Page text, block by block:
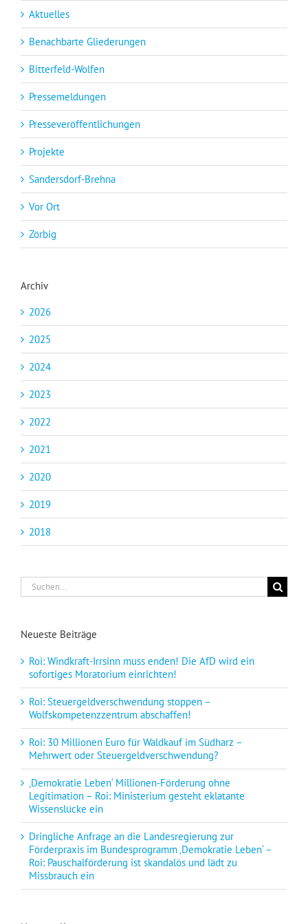
Aktuelles
Benachbarte Gliederungen
Bitterfeld-Wolfen
Pressemeldungen
Presseveröffentlichungen
Projekte
Sandersdorf-Brehna
Vor Ort
Zörbig
Archiv
2026
2025
2024
2023
2022
2021
2020
2019
2018
Suche
nach:
Neueste Beiträge
Roi: Windkraft-Irrsinn muss enden! Die AfD wird ein
sofortiges Moratorium einrichten!
Roi: Steuergeldverschwendung stoppen –
Wolfskompetenzzentrum abschaffen!
Roi: 30 Millionen Euro für Waldkauf im Südharz –
Mehrwert oder Steuergeldverschwendung?
‚Demokratie Leben‘ Millionen-Förderung ohne
Legitimation – Roi: Ministerium gesteht eklatante
Wissenslücke ein
Dringliche Anfrage an die Landesregierung zur
Förderpraxis im Bundesprogramm ‚Demokratie Leben‘ –
Roi: Pauschalförderung ist skandalös und lädt zu
Missbrauch ein